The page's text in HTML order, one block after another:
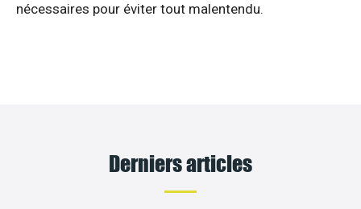
nécessaires pour éviter tout malentendu.
Derniers articles